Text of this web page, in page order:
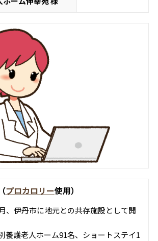
プロカロリー使用）
、伊丹市に地元との共存施設として開
養護老人ホーム91名、ショートステイ1